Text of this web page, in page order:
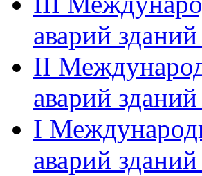
аварий
II
аварий
I
аварий